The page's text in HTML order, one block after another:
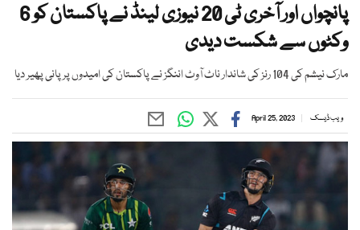
پانچواں اور آخری ٹی 20 نیوزی لینڈ نے پاکستان کو 6
وکٹوں سے شکست دیدی
مارک نیشم کی 104 رنز کی شاندار ناٹ آوٹ اننگز نے پاکستان کی امیدوں پر پانی پھیر دیا
ویب ڈیسک April 25, 2023